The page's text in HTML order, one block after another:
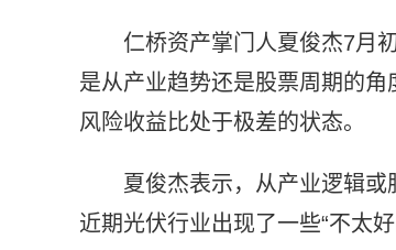
仁桥资产掌门人夏俊杰7月
是从产业趋势还是股票周期的
风险收益比处于极差的状态。
夏俊杰表示，从产业逻辑或
近期光伏行业出现了一些“不太